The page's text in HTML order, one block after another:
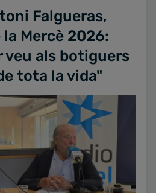
Falgueras,
Mercè 2026:
veu als botiguers
tota la vida"